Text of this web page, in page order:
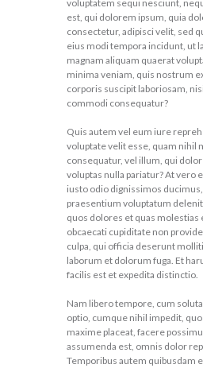
voluptatem sequi nesciunt,
est, qui dolorem ipsum, quia
consectetur, adipisci velit, sed
eius modi tempora incidunt, ut
magnam aliquam quaerat
minima veniam, quis nostrum
corporis suscipit laboriosam,
commodi consequatur?
Quis autem vel eum iure
voluptate velit esse, quam nihil
consequatur, vel illum, qui
voluptas nulla pariatur? At vero
iusto odio dignissimos
praesentium voluptatum
quos dolores et quas molestias
obcaecati cupiditate non
culpa, qui officia deserunt
laborum et dolorum fuga. Et
facilis est et expedita distinctio.
Nam libero tempore, cum
optio, cumque nihil impedit,
maxime placeat, facere
assumenda est, omnis dolor
Temporibus autem quibusdam